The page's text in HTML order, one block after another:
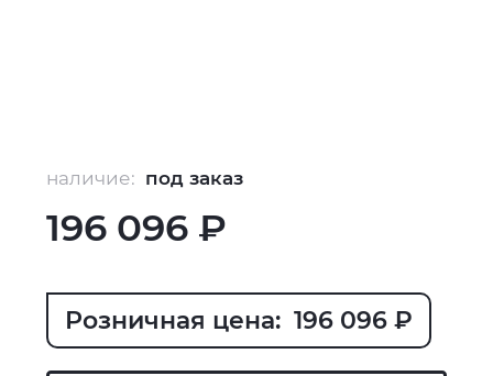
наличие: под заказ
196 096 ₽
Розничная цена: 196 096 ₽